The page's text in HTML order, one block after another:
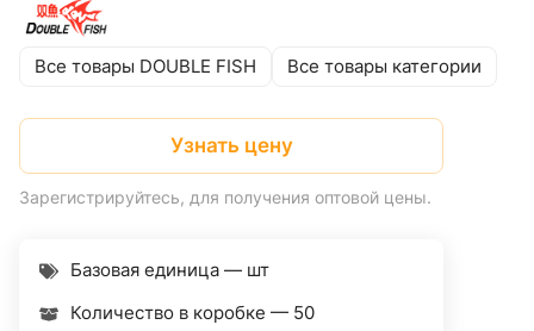
Все товары DOUBLE FISH Все товары категории
Узнать цену
Зарегистрируйтесь, для получения оптовой цены.
Базовая единица — шт
Количество в коробке — 50